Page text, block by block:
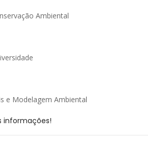
Ambiental
e Modelagem Ambiental
informações!